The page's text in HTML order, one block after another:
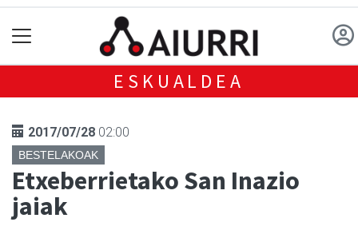
ESKUALDEA
2017/07/28 02:00
BESTELAKOAK
Etxeberrietako San Inazio
jaiak